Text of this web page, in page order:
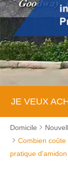
JE VEUX
Domicile
Combien
pratique